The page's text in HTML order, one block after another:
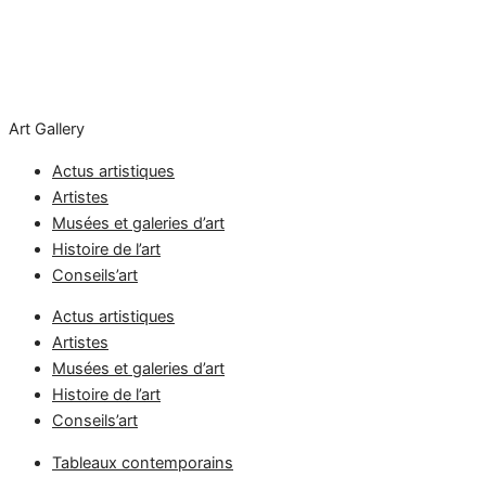
Art Gallery
Actus artistiques
Artistes
Musées et galeries d’art
Histoire de l’art
Conseils’art
Actus artistiques
Artistes
Musées et galeries d’art
Histoire de l’art
Conseils’art
Tableaux contemporains